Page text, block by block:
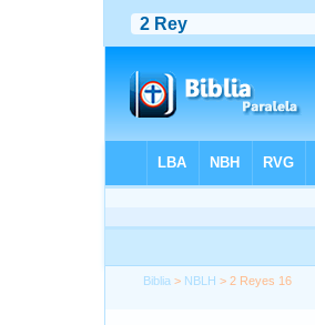
Biblia > NBLH > 2 Reyes 16